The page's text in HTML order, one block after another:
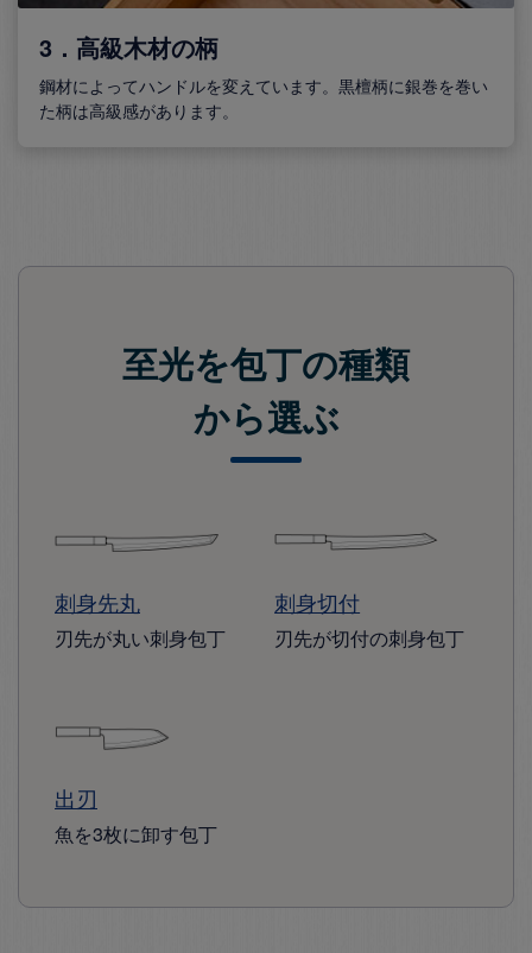
3．高級木材の柄
鋼材によってハンドルを変えています。黒檀柄に銀巻を巻い
た柄は高級感があります。
至光を包丁の種類
から選ぶ
刺身先丸
刃先が丸い刺身包丁
刺身切付
刃先が切付の刺身包丁
出刃
魚を3枚に卸す包丁